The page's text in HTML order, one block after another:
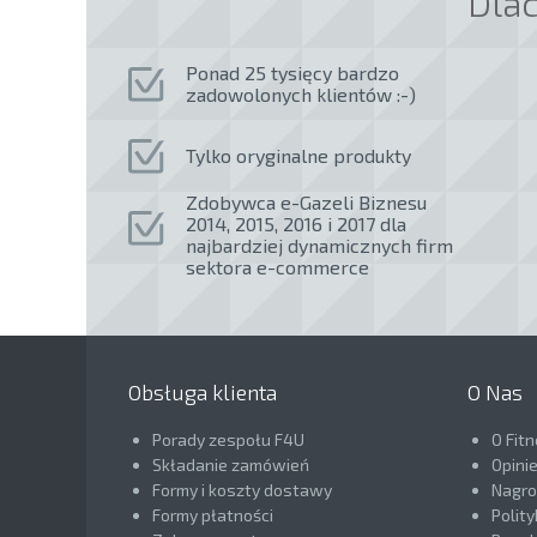
Ponad 25 tysięcy bardzo
zadowolonych klientów :-)
Tylko oryginalne produkty
Zdobywca e-Gazeli Biznesu
2014, 2015, 2016 i 2017 dla
najbardziej dynamicznych firm
sektora e-commerce
Obsługa klienta
Porady zespołu F4U
Składanie zamówień
Formy i koszty dostawy
Formy płatności
O Nas
O